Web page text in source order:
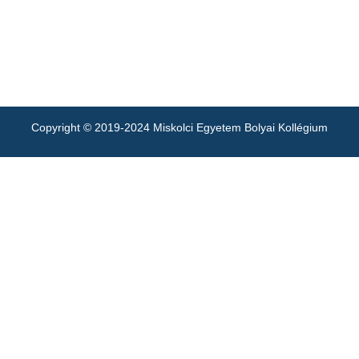
Copyright © 2019-2024 Miskolci Egyetem Bolyai Kollégium